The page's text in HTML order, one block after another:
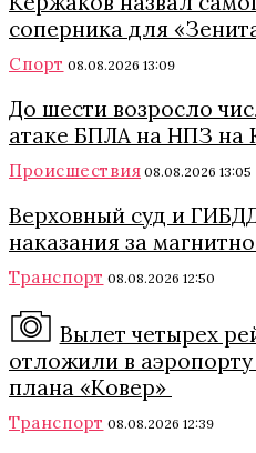
соперника для
Спорт 08.08.2026 13:09
До шести возросло
атаке БПЛА на НПЗ на
Происшествия 08.08.2026 13:05
Верховный суд и
наказания за
Транспорт 08.08.2026 12:50
Вылет четырех
отложили в
плана «Ковер»
Транспорт 08.08.2026 12:39